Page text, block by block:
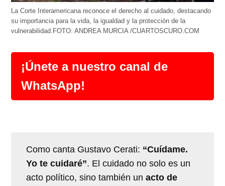
La Corte Interamericana reconoce el derecho al cuidado, destacando
su importancia para la vida, la igualdad y la protección de la
vulnerabilidad.FOTO: ANDREA MURCIA /CUARTOSCURO.COM
¡Únete a nuestro canal de
WhatsApp!
Como canta Gustavo Cerati: “Cuídame.
Yo te cuidaré”. El cuidado no solo es un
acto político, sino también unacto de